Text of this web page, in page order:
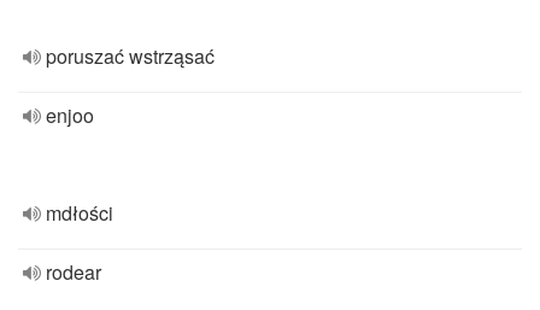
poruszać wstrząsać
enjoo
mdłości
rodear